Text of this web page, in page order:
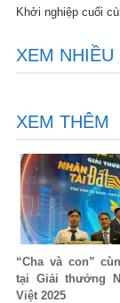
Khởi nghiệp cuối
XEM NHIỀU
XEM THÊM
“Cha và con”
tại Giải thưởng
Việt 2025